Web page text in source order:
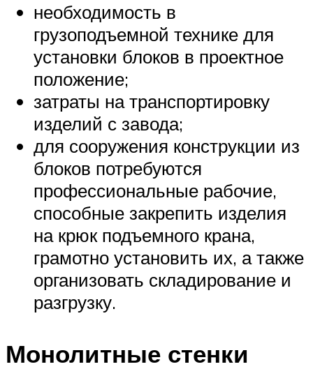
необходимость в
грузоподъемной технике для
установки блоков в проектное
положение;
затраты на транспортировку
изделий с завода;
для сооружения конструкции из
блоков потребуются
профессиональные рабочие,
способные закрепить изделия
на крюк подъемного крана,
грамотно установить их, а также
организовать складирование и
разгрузку.
Монолитные стенки